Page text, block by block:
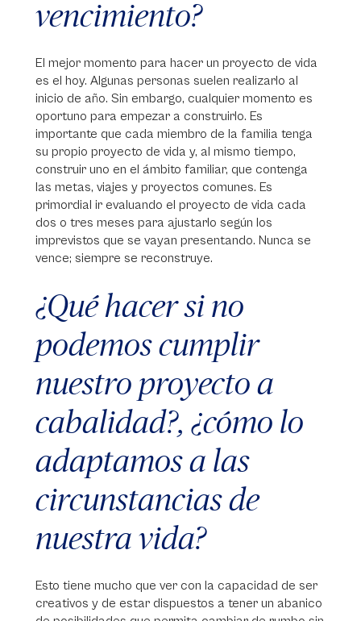
vencimiento?
El mejor momento para hacer un proyecto de vida
es el hoy. Algunas personas suelen realizarlo al
inicio de año. Sin embargo, cualquier momento es
oportuno para empezar a construirlo. Es
importante que cada miembro de la familia tenga
su propio proyecto de vida y, al mismo tiempo,
construir uno en el ámbito familiar, que contenga
las metas, viajes y proyectos comunes. Es
primordial ir evaluando el proyecto de vida cada
dos o tres meses para ajustarlo según los
imprevistos que se vayan presentando. Nunca se
vence; siempre se reconstruye.
¿Qué hacer si no
podemos cumplir
nuestro proyecto a
cabalidad?, ¿cómo lo
adaptamos a las
circunstancias de
nuestra vida?
Esto tiene mucho que ver con la capacidad de ser
creativos y de estar dispuestos a tener un abanico